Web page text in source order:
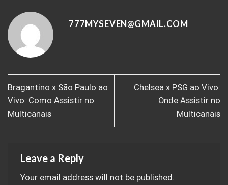
777MYSEVEN@GMAIL.COM
Bragantino x São Paulo ao
Vivo: Como Assistir no
Multicanais
Chelsea x PSG ao Vivo:
Onde Assistir no
Multicanais
Leave a Reply
Your email address will not be published.